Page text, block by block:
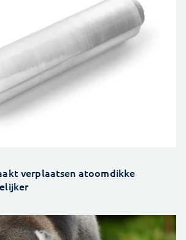
verplaatsen atoomdikke